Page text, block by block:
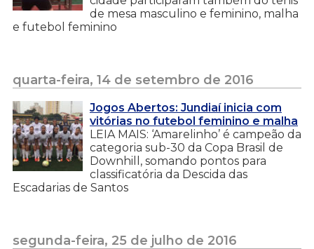
de mesa masculino e feminino, malha
e futebol feminino
quarta-feira, 14 de setembro de 2016
Jogos Abertos: Jundiaí inicia com
vitórias no futebol feminino e malha
LEIA MAIS: ‘Amarelinho’ é campeão da
categoria sub-30 da Copa Brasil de
Downhill, somando pontos para
classificatória da Descida das
Escadarias de Santos
segunda-feira, 25 de julho de 2016